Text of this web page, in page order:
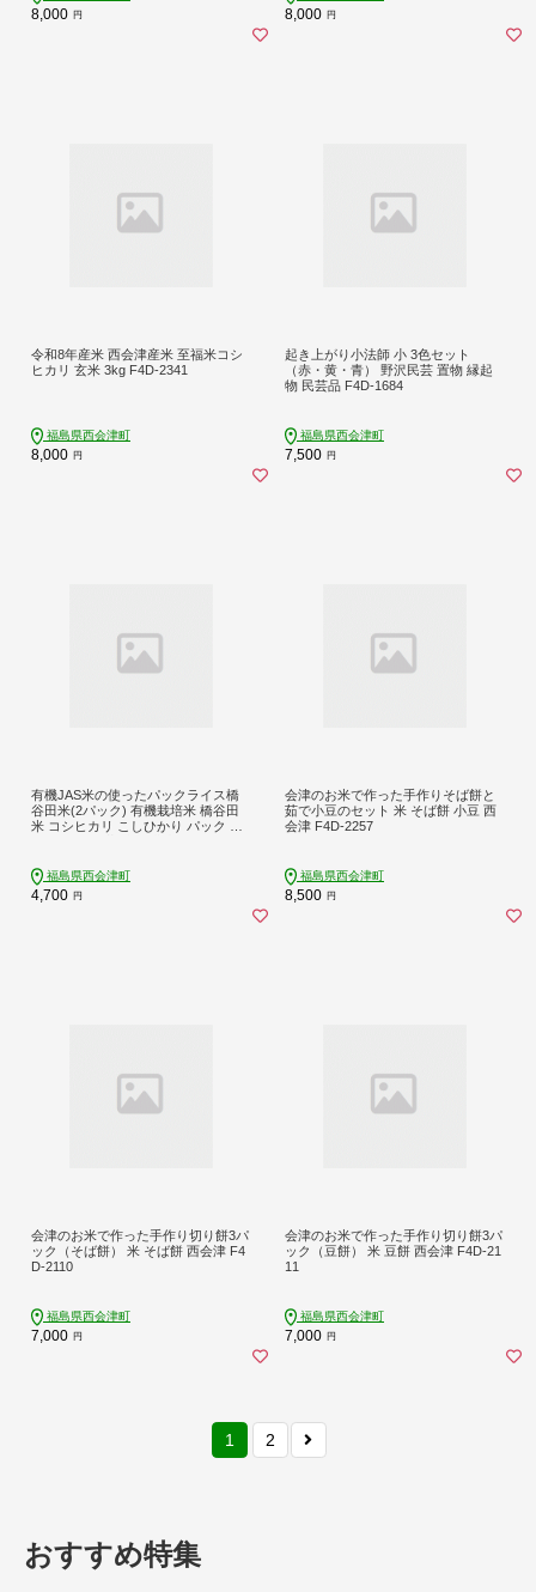
8,000 円 8,000 円
令和8年産米 西会津産米 至福米コシ
ヒカリ 玄米 3kg F4D-2341
福島県西会津町
8,000 円
起き上がり小法師 小 3色セット
（赤・黄・青） 野沢民芸 置物 縁起
物 民芸品 F4D-1684
福島県西会津町
7,500 円
有機JAS米の使ったパックライス橋
谷田米(2パック) 有機栽培米 橋谷田
米 コシヒカリ こしひかり パック ご
福島県西会津町
4,700 円
会津のお米で作った手作りそば餅と
茹で小豆のセット 米 そば餅 小豆 西
会津 F4D-2257
福島県西会津町
8,500 円
会津のお米で作った手作り切り餅3パ
ック（そば餅） 米 そば餅 西会津 F4
D-2110
福島県西会津町
7,000 円
会津のお米で作った手作り切り餅3パ
ック（豆餅） 米 豆餅 西会津 F4D-21
11
福島県西会津町
7,000 円
1 2
おすすめ特集